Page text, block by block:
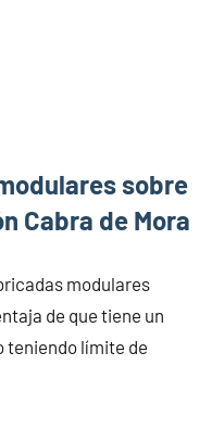
sobre
Cabra de Mora
modulares
de que tiene un
teniendo límite de